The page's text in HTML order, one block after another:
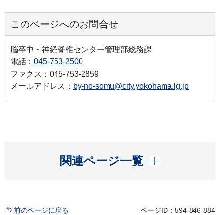
このページへのお問合せ
脳卒中・神経脊椎センター管理部総務課
電話： 045-753-2500
ファクス：045-753-2859
メールアドレス： by-no-somu@city.yokohama.lg.jp
関連ページ一覧
開く
前のページに戻る ページID：594-846-884